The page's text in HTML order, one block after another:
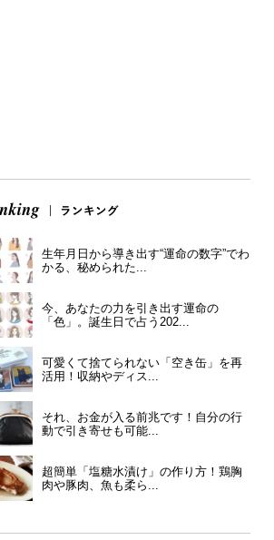
生年月日から導き出す“運命の数字”でわ
かる、秘められた...
今、あなたの力を引き出す運命の
「色」。誕生日で占う202...
可愛くて捨てられない「空き缶」を再
活用！収納やディス...
それ、お金が入る前兆です！自分の行
動で引き寄せも可能...
超簡単「塩糖水漬け」の作り方！鶏胸
肉や豚肉、魚も柔ら...